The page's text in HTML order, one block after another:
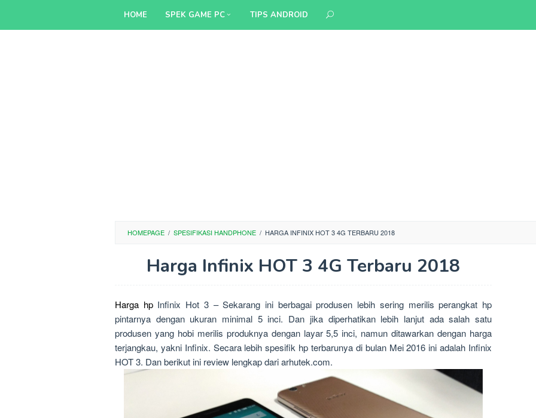
HOME SPEK GAME PC TIPS ANDROID
HOMEPAGE / SPESIFIKASI HANDPHONE / HARGA INFINIX HOT 3 4G TERBARU 2018
Harga Infinix HOT 3 4G Terbaru 2018
Harga hpInfinix Hot 3 – Sekarang ini berbagai produsen lebih sering merilis perangkat hp
pintarnya dengan ukuran minimal 5 inci. Dan jika diperhatikan lebih lanjut ada salah satu
produsen yang hobi merilis produknya dengan layar 5,5 inci, namun ditawarkan dengan harga
terjangkau, yakni Infinix. Secara lebih spesifik hp terbarunya di bulan Mei 2016 ini adalah Infinix
HOT 3. Dan berikut ini review lengkap dari arhutek.com.